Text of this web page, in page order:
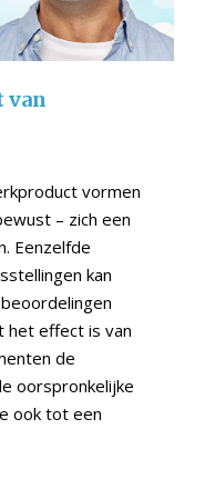
van
vormen
– zich een
Eenzelfde
kan
het effect is van
de
oorspronkelijke
ook tot een